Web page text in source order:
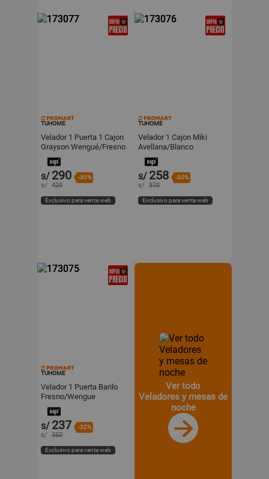
TUHOME
Velador 1 Puerta 1 Cajon
Grayson Wengué/Fresno
51x40x35cm Tuhome
s/ 290 -30%
s/ 420
Exclusivo para venta web
TUHOME
Velador 1 Cajon Miki
Avellana/Blanco
51.6x40x35cm Tuhome
s/ 258 -30%
s/ 370
Exclusivo para venta web
TUHOME
Velador 1 Puerta Barilo
Fresno/Wengue
55x45x40.3cm Tuhome
s/ 237 -32%
s/ 350
Exclusivo para venta web
Ver todo
Veladores y mesas de
noche